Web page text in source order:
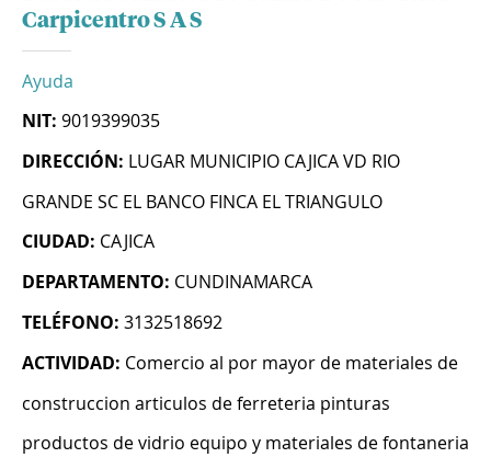
Carpicentro S A S
Ayuda
NIT: 9019399035
DIRECCIÓN: LUGAR MUNICIPIO CAJICA VD RIO
GRANDE SC EL BANCO FINCA EL TRIANGULO
CIUDAD: CAJICA
DEPARTAMENTO: CUNDINAMARCA
TELÉFONO: 3132518692
ACTIVIDAD: Comercio al por mayor de materiales de
construccion articulos de ferreteria pinturas
productos de vidrio equipo y materiales de fontaneria